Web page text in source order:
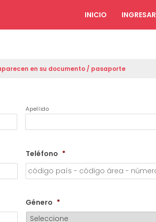
INICIO INGRESAR
en su documento / pasaporte
Apellido
Teléfono *
Género *